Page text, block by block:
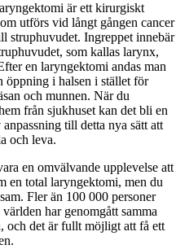
är ett kirurgiskt
utförs vid långt gången cancer
struphuvudet. Ingreppet innebär
som kallas larynx,
en laryngektomi andas man
öppning i halsen i stället för
och munnen. När du
från sjukhuset kan det bli en
till detta nya sätt att
och leva.
en omvälvande upplevelse att
en total laryngektomi, men du
Fler än 100 000 personer
har genomgått samma
och det är fullt möjligt att få ett